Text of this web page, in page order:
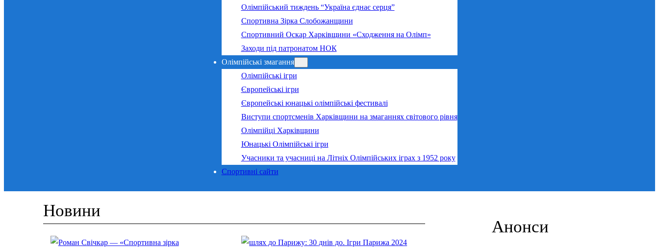
Олімпійський тиждень “Україна єднає серця”
Спортивна Зірка Слобожанщини
Спортивний Оскар Харківщини «Сходження на Олімп»
Заходи під патронатом НОК
Олімпійські змагання
Олімпійські ігри
Європейські ігри
Європейські юнацькі олімпійські фестивалі
Виступи спортсменів Харківщини на змаганнях світового рівня
Олімпійці Харківщини
Юнацькі Олімпійські ігри
Учасники та учасниці на Літніх Олімпійських іграх з 1952 року
Спортивні сайти
Новини
Анонси